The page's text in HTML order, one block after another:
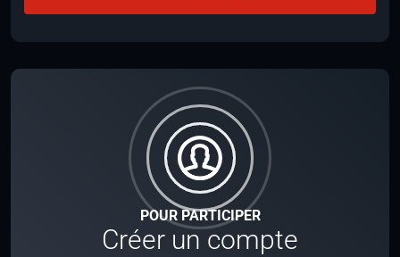
POUR PARTICIPER
Créer un compte